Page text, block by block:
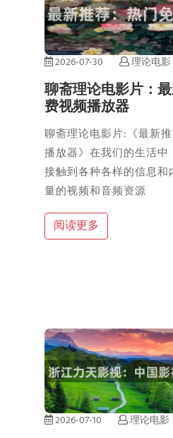
2026-07-30 理论电影
聊斋理论电影片：
费视频播放器
聊斋理论电影片:《最新
播放器》在我们的生活
接触到各种各样的信息
量的视频和音频资源
阅读更多
2026-07-10 理论电影